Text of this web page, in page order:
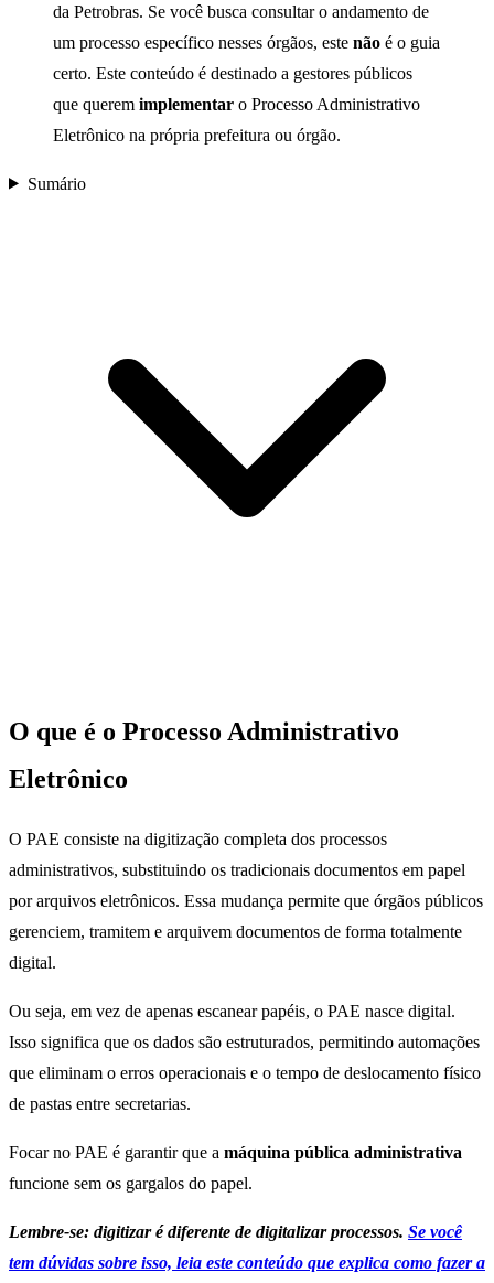
da Petrobras. Se você busca consultar o andamento de
um processo específico nesses órgãos, este não é o guia
certo. Este conteúdo é destinado a gestores públicos
que querem implementar o Processo Administrativo
Eletrônico na própria prefeitura ou órgão.
Sumário
O que é o Processo Administrativo
Eletrônico
O PAE consiste na digitização completa dos processos
administrativos, substituindo os tradicionais documentos em papel
por arquivos eletrônicos. Essa mudança permite que órgãos públicos
gerenciem, tramitem e arquivem documentos de forma totalmente
digital.
Ou seja, em vez de apenas escanear papéis, o PAE nasce digital.
Isso significa que os dados são estruturados, permitindo automações
que eliminam o erros operacionais e o tempo de deslocamento físico
de pastas entre secretarias.
Focar no PAE é garantir que a máquina pública administrativa
funcione sem os gargalos do papel.
Lembre-se: digitizar é diferente de digitalizar processos. Se você
tem dúvidas sobre isso, leia este conteúdo que explica como fazer a